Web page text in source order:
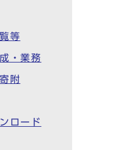
等
・業務
附
ロード